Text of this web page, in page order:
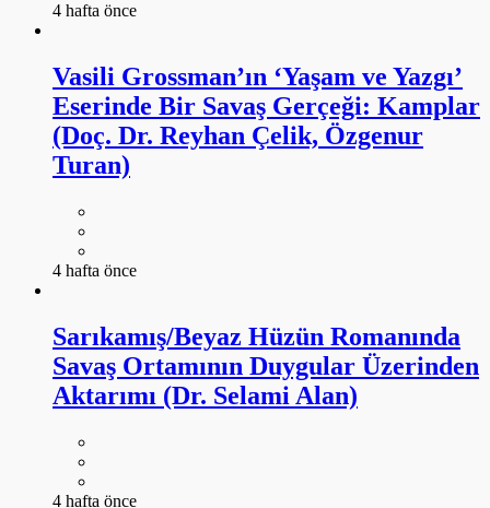
4 hafta önce
Vasili Grossman’ın ‘Yaşam ve Yazgı’
Eserinde Bir Savaş Gerçeği: Kamplar
(Doç. Dr. Reyhan Çelik, Özgenur
Turan)
4 hafta önce
Sarıkamış/Beyaz Hüzün Romanında
Savaş Ortamının Duygular Üzerinden
Aktarımı (Dr. Selami Alan)
4 hafta önce